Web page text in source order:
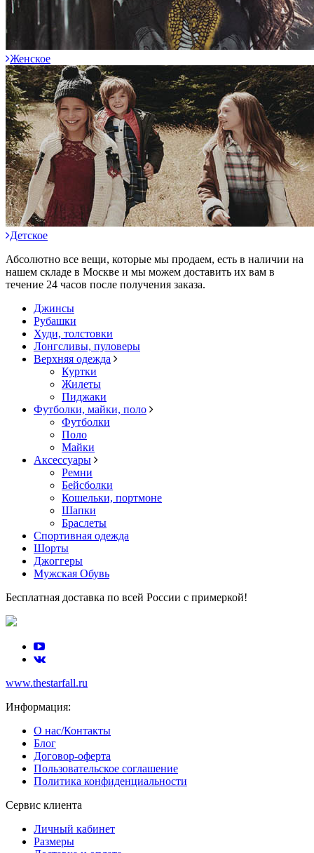
Женское
Детское
Абсолютно все вещи, которые мы продаем, есть в наличии на
нашем складе в Москве и мы можем доставить их вам в
течение 24 часов после получения заказа.
Джинсы
Рубашки
Худи, толстовки
Лонгсливы, пуловеры
Верхняя одежда
Куртки
Жилеты
Пиджаки
Футболки, майки, поло
Футболки
Поло
Майки
Аксессуары
Ремни
Бейсболки
Кошельки, портмоне
Шапки
Браслеты
Спортивная одежда
Шорты
Джоггеры
Мужская Обувь
Бесплатная доставка по всей России с примеркой!
www.thestarfall.ru
Информация:
О нас/Контакты
Блог
Договор-оферта
Пользовательское соглашение
Политика конфиденциальности
Сервис клиента
Личный кабинет
Размеры